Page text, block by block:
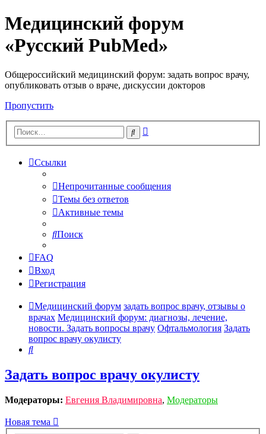
Медицинский форум
«Русский PubMed»
Общероссийский медицинский форум: задать вопрос врачу,
опубликовать отзыв о враче, дискуссии докторов
Пропустить
Поиск
Ссылки
Непрочитанные сообщения
Темы без ответов
Активные темы
Поиск
FAQ
Вход
Регистрация
Медицинский форум задать вопрос врачу, отзывы о
врачах Медицинский форум: диагнозы, лечение,
новости. Задать вопросы врачу Офтальмология Задать
вопрос врачу окулисту
Поиск
Задать вопрос врачу окулисту
Модераторы: Евгения Владимировна, Модераторы
Новая тема